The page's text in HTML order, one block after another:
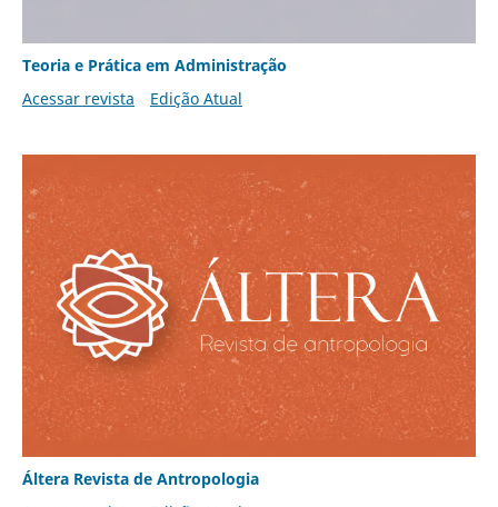
Teoria e Prática em Administração
Acessar revista
Edição Atual
Áltera Revista de Antropologia